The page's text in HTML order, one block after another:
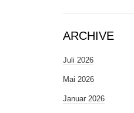
ARCHIVE
Juli 2026
Mai 2026
Januar 2026